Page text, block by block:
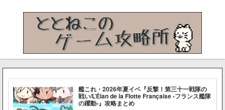
艦これ・2026年夏イベ『反撃！第三十一戦隊の
戦い/L’Élan de la Flotte Française -フランス艦隊
の躍動-』攻略まとめ